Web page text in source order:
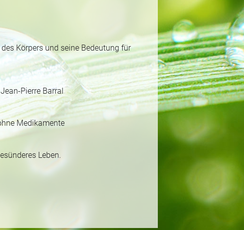
Körpers und seine Bedeutung für
Pierre Barral
Medikamente
Leben.